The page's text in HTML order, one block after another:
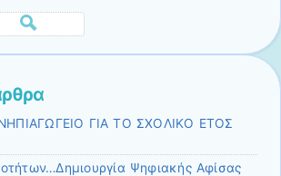
ΓΙΑ ΤΟ ΣΧΟΛΙΚΟ ΕΤΟΣ
Ψηφιακής Αφίσας